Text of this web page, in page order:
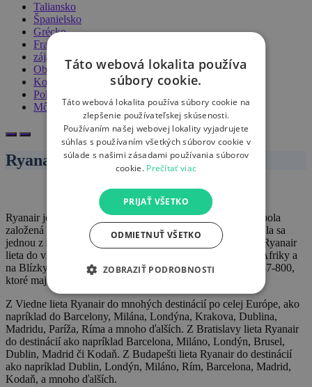
Taliansko
Španielsko
Grécko
Francúzsko
zájazdy
Obchod
Košík
Pokladňa
Môj účet
Ryanair Letenky
Ryanair je írska nízkonákladová letecká spoločnosť, ktorá bola
založená v roku 1985. Spoločnosť sa rýchlo rozrastala a stala sa
jednou z najväčších nízkonákladových aerolínií v Európe. Ryanair
lieta do viac ako 200 destinácií po celej Európe, ako aj do Afriky a
na Blízky východ. Ryanair používa lietadlá typu Boeing 737-800,
ktoré majú kapacitu až 189 sedadiel.
Z Viedne lieta Ryanair do mnohých destinácií po celej Európe, ako
napríklad do Barcelony, Milána, Londýna, Krakova, Dublina,
Madridu, Paríža, Ríma a mnoho ďalších. Z Bratislavy lieta Ryanair
do destinácií ako napríklad Barcelona, Miláno, Londýn, Brusel,
Dublin, Madrid či Kodaň. Z Budapešti lieta Ryanair do destinácií
ako napríklad Dublin, Londýn, Miláno, Rím, Barcelona, Madrid,
Kodaň, a mnoho ďalších.
Táto webová lokalita používa
súbory cookie.
Táto webová lokalita používa súbory cookie na
zlepšenie používateľskej skúsenosti.
Používaním našej webovej lokality vyjadrujete
súhlas s používaním všetkých súborov cookie v
súlade s našimi zásadami používania súborov
cookie. Prečítať viac
PRIJAŤ VŠETKO
ODMIETNUŤ VŠETKO
ZOBRAZIŤ PODROBNOSTI